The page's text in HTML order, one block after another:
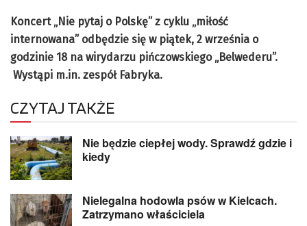
Koncert „Nie pytaj o Polskę” z cyklu „miłość
internowana” odbędzie się w piątek, 2 września o
godzinie 18 na wirydarzu pińczowskiego „Belwederu”.
Wystąpi m.in. zespół Fabryka.
CZYTAJ TAKŻE
Nie będzie ciepłej wody. Sprawdź gdzie i
kiedy
Nielegalna hodowla psów w Kielcach.
Zatrzymano właściciela